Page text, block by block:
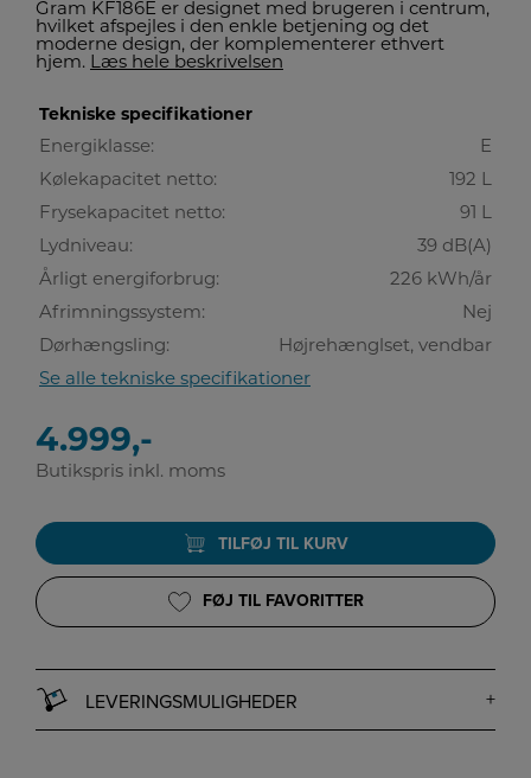
Gram KF186E er designet med brugeren i centrum,
hvilket afspejles i den enkle betjening og det
moderne design, der komplementerer ethvert
hjem. Læs hele beskrivelsen
Tekniske specifikationer
Energiklasse:
E
Kølekapacitet netto:
192 L
Frysekapacitet netto:
91 L
Lydniveau:
39 dB(A)
Årligt energiforbrug:
226 kWh/år
Afrimningssystem:
Nej
Dørhængsling:
Højrehænglset, vendbar
Se alle tekniske specifikationer
4.999,-
Butikspris inkl. moms
TILFØJ TIL KURV
FØJ TIL FAVORITTER
LEVERINGSMULIGHEDER